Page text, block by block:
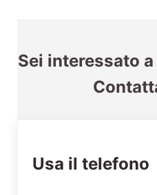
Sei interessato
Usa il telefono